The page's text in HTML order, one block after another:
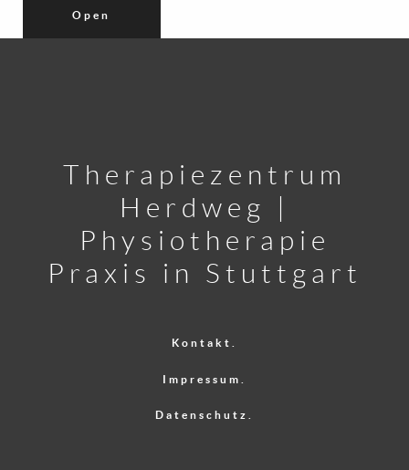
Open
Therapiezentrum
Herdweg |
Physiotherapie
Praxis in Stuttgart
Kontakt.
Impressum.
Datenschutz.